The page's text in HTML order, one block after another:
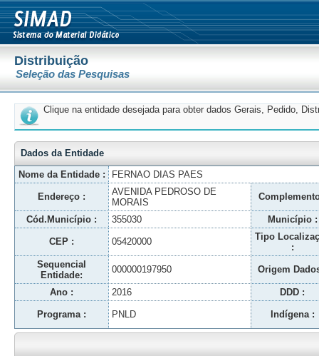
Distribuição
Seleção das Pesquisas
Clique na entidade desejada para obter dados Gerais, Pedido,
Dados da Entidade
Nome da Entidade :
FERNAO DIAS PAES
Endereço :
AVENIDA PEDROSO DE
MORAIS
Cód.Município : 355030 Município :
CEP : 05420000
Tipo
:
Sequencial
Entidade:
000000197950 Origem
Ano : 2016 DDD :
Programa : PNLD Indígena :